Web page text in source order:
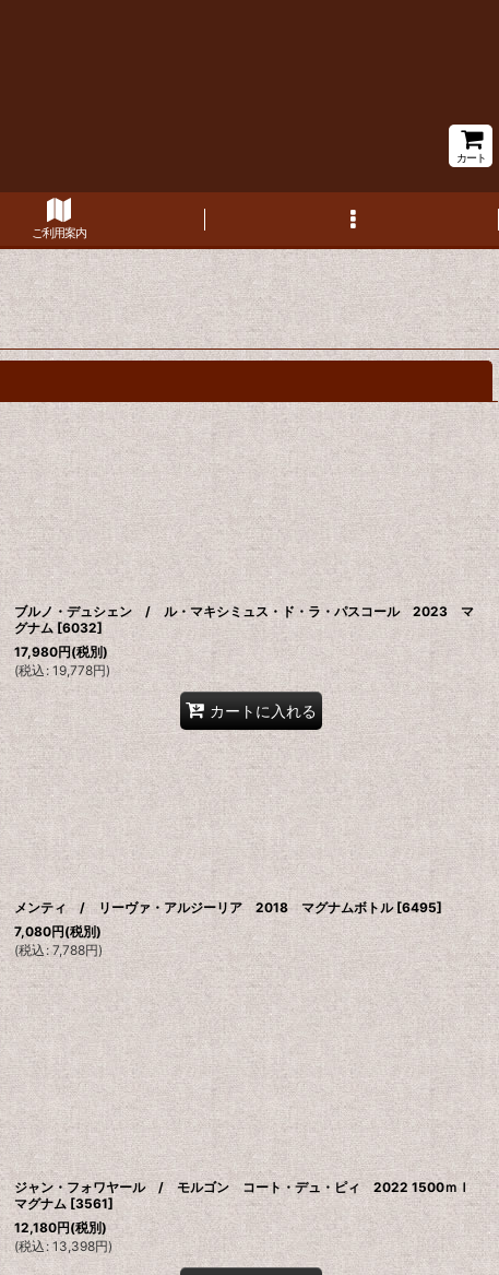
カート
ご利用案内
ブルノ・デュシェン / ル・マキシミュス・ド・ラ・パスコール 2023 マ
グナム [6032]
17,980円(税別)
(税込 : 19,778円)
カートに入れる
メンティ / リーヴァ・アルジーリア 2018 マグナムボトル [6495]
7,080円(税別)
(税込: 7,788円)
ジャン・フォワヤール / モルゴン コート・デュ・ピィ 2022 1500ｍｌ
マグナム [3561]
12,180円(税別)
(税込: 13,398円)